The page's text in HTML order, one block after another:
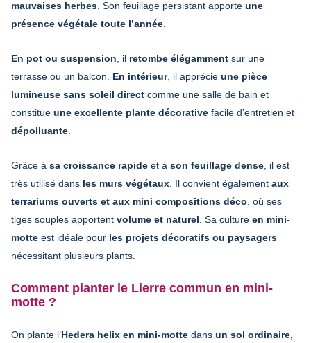
mauvaises herbes . Son feuillage persistant apporte une
présence végétale toute l’année
En pot ou suspension , il retombe élégamment sur une
terrasse ou un balcon. En intérieur, il apprécie une pièce
lumineuse sans soleil direct comme une salle de bain et
constitue une excellente plante décorative facile d’entretien et
dépolluante
Grâce à sa croissance rapide et à son feuillage dense , il est
très utilisé dans les murs végétaux . Il convient également aux
terrariums ouverts et aux mini compositions déco , où ses
tiges souples apportent volume et naturel . Sa culture en mini-
motte est idéale pour les projets décoratifs ou paysagers
nécessitant plusieurs plants.
Comment planter le Lierre commun en mini-
motte ?
On plante l’Hedera helix en mini-motte dans un sol ordinaire,